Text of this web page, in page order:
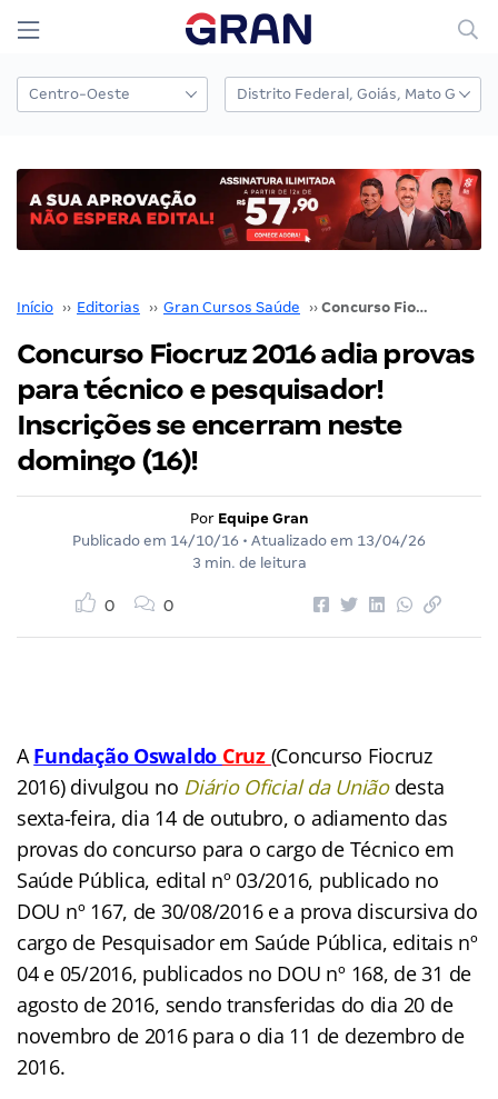
Início ›› Editorias ›› Gran Cursos Saúde ›› Concurso Fiocruz 2016 adia provas para técnico e pesquisador! Inscrições se encerram neste domingo (16)!
Concurso Fiocruz 2016 adia provas
para técnico e pesquisador!
Inscrições se encerram neste
domingo (16)!
Por Equipe Gran
Publicado em 14/10/16 • Atualizado em 13/04/26
3 min. de leitura
0 0
AFundação Oswaldo Cruz (Concurso Fiocruz
2016) divulgou no Diário Oficial da Uniãodesta
sexta-feira, dia 14 de outubro, o adiamento das
provas do concurso para o cargo de Técnico em
Saúde Pública, edital nº 03/2016, publicado no
DOU nº 167, de 30/08/2016 e a prova discursiva do
cargo de Pesquisador em Saúde Pública, editais nº
04 e 05/2016, publicados no DOU nº 168, de 31 de
agosto de 2016, sendo transferidas do dia 20 de
novembro de 2016 para o dia 11 de dezembro de
2016.